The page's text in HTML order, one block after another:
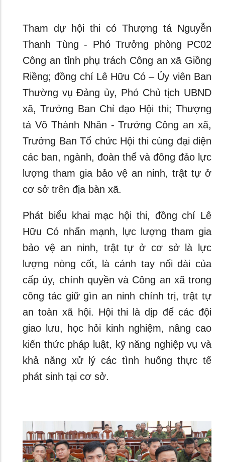
Tham dự hội thi có Thượng tá Nguyễn
Thanh Tùng - Phó Trưởng phòng PC02
Công an tỉnh phụ trách Công an xã Giồng
Riềng; đồng chí Lê Hữu Có – Ủy viên Ban
Thường vụ Đảng ủy, Phó Chủ tịch UBND
xã, Trưởng Ban Chỉ đạo Hội thi; Thượng
tá Võ Thành Nhân - Trưởng Công an xã,
Trưởng Ban Tổ chức Hội thi cùng đại diện
các ban, ngành, đoàn thể và đông đảo lực
lượng tham gia bảo vệ an ninh, trật tự ở
cơ sở trên địa bàn xã.
Phát biểu khai mạc hội thi, đồng chí Lê
Hữu Có nhấn mạnh, lực lượng tham gia
bảo vệ an ninh, trật tự ở cơ sở là lực
lượng nòng cốt, là cánh tay nối dài của
cấp ủy, chính quyền và Công an xã trong
công tác giữ gìn an ninh chính trị, trật tự
an toàn xã hội. Hội thi là dịp để các đội
giao lưu, học hỏi kinh nghiệm, nâng cao
kiến thức pháp luật, kỹ năng nghiệp vụ và
khả năng xử lý các tình huống thực tế
phát sinh tại cơ sở.